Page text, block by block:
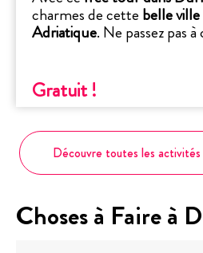
charmes de cette belle
Adriatique. Ne passez pas
Gratuit!
Découvre toutes les
Choses à Faire à